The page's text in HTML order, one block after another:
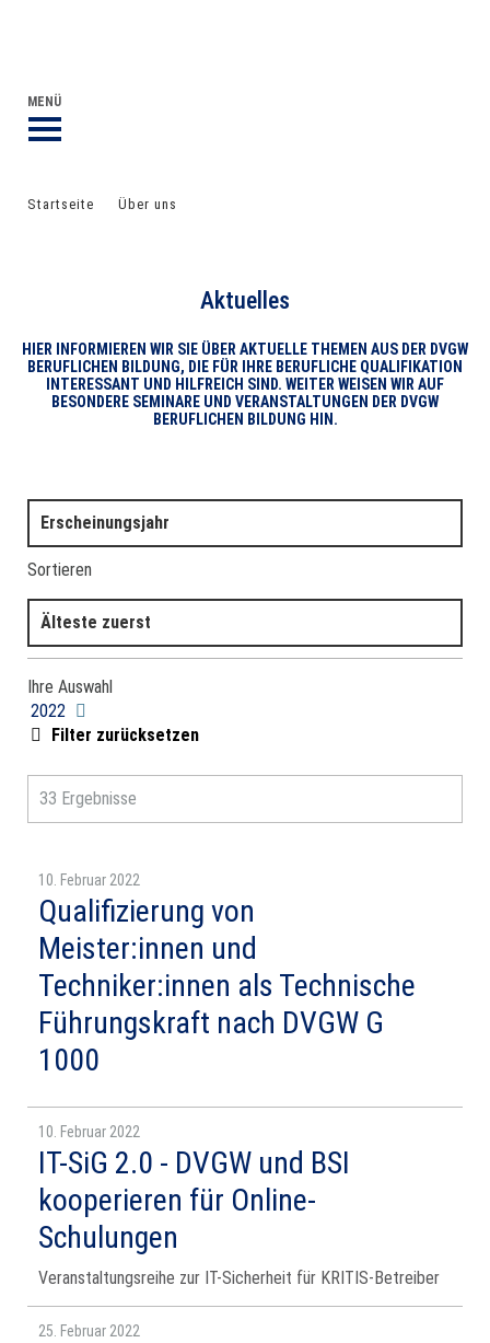
MENÜ
Startseite Über uns
Aktuelles
HIER INFORMIEREN WIR SIE ÜBER AKTUELLE THEMEN AUS DER DVGW
BERUFLICHEN BILDUNG, DIE FÜR IHRE BERUFLICHE QUALIFIKATION
INTERESSANT UND HILFREICH SIND. WEITER WEISEN WIR AUF
BESONDERE SEMINARE UND VERANSTALTUNGEN DER DVGW
BERUFLICHEN BILDUNG HIN.
Erscheinungsjahr
Sortieren
Älteste zuerst
Ihre Auswahl
2022
Filter zurücksetzen
33 Ergebnisse
10. Februar 2022
Qualifizierung von
Meister:innen und
Techniker:innen als Technische
Führungskraft nach DVGW G
1000
10. Februar 2022
IT-SiG 2.0 - DVGW und BSI
kooperieren für Online-
Schulungen
Veranstaltungsreihe zur IT-Sicherheit für KRITIS-Betreiber
25. Februar 2022